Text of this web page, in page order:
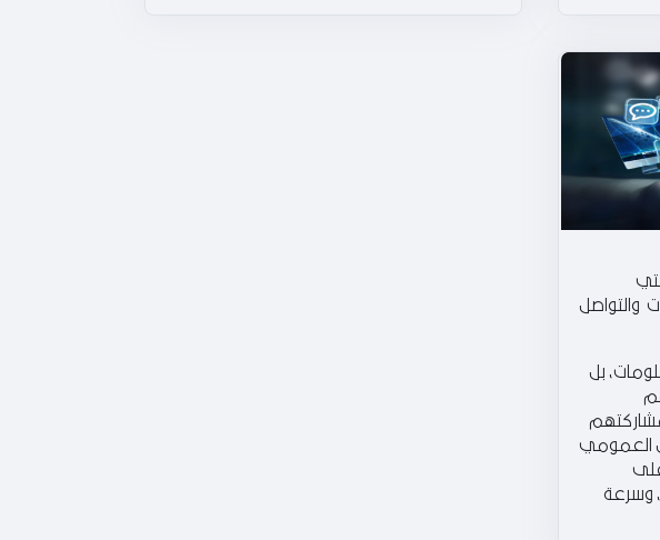
والتواصل
بل
العمومي
وسرعة